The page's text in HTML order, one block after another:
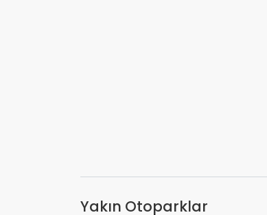
Yakın Otoparklar